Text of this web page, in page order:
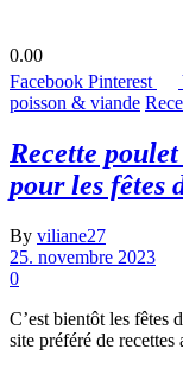
0.00
Facebook Pinterest
poisson & viande
Recette
pour les fêtes
By viliane27
25. novembre 2023
0
C’est bientôt les fêtes
site préféré de